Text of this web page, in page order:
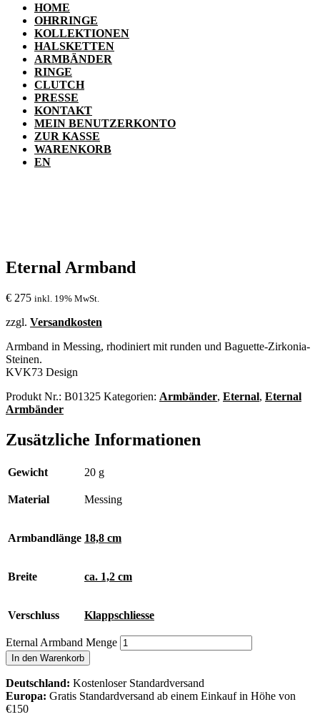
HOME
OHRRINGE
KOLLEKTIONEN
HALSKETTEN
ARMBÄNDER
RINGE
CLUTCH
PRESSE
KONTAKT
MEIN BENUTZERKONTO
ZUR KASSE
WARENKORB
EN
Eternal Armband
€ 275 inkl. 19% MwSt.
zzgl. Versandkosten
Armband in Messing, rhodiniert mit runden und Baguette-Zirkonia-
Steinen.
KVK73 Design
Produkt Nr.: B01325 Kategorien: Armbänder, Eternal, Eternal
Armbänder
Zusätzliche Informationen
Gewicht 20 g
Material Messing
Armbandlänge 18,8 cm
Breite ca. 1,2 cm
Verschluss Klappschliesse
Eternal Armband Menge
In den Warenkorb
Deutschland: Kostenloser Standardversand
Europa: Gratis Standardversand ab einem Einkauf in Höhe von
€150